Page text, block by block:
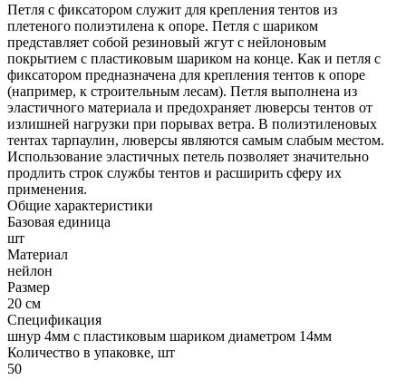
Петля с фиксатором служит для крепления тентов из
плетеного полиэтилена к опоре. Петля с шариком
представляет собой резиновый жгут с нейлоновым
покрытием с пластиковым шариком на конце. Как и петля с
фиксатором предназначена для крепления тентов к опоре
(например, к строительным лесам). Петля выполнена из
эластичного материала и предохраняет люверсы тентов от
излишней нагрузки при порывах ветра. В полиэтиленовых
тентах тарпаулин, люверсы являются самым слабым местом.
Использование эластичных петель позволяет значительно
продлить строк службы тентов и расширить сферу их
применения.
Общие характеристики
Базовая единица
шт
Материал
нейлон
Размер
20 см
Спецификация
шнур 4мм с пластиковым шариком диаметром 14мм
Количество в упаковке, шт
50